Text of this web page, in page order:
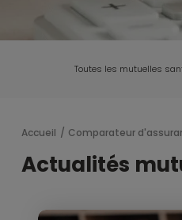
Toutes les mutuelles
Accueil Comparateur
Actualités